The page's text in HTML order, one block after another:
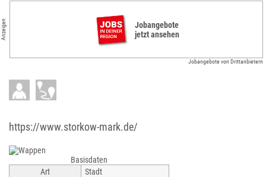
Anzeigen
Jobangebote
jetzt ansehen
Jobangebote von Drittanbietern
https://www.storkow-mark.de/
Basisdaten
Art
Stadt